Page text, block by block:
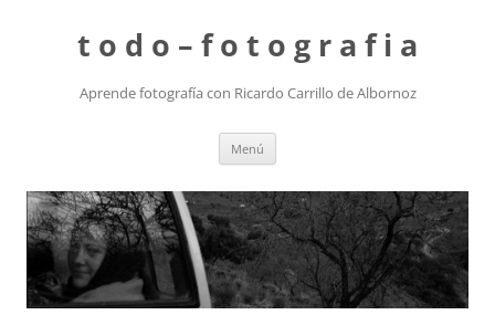
t o d o – f o t o g r a f i a
Aprende fotografía con Ricardo Carrillo de Albornoz
Menú